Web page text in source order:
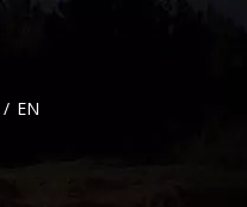
/ EN